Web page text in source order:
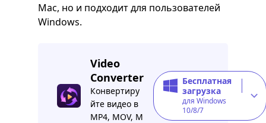
Mac, но и подходит для пользователей
Windows.
Video
Converter
Конвертиру
йте видео в
MP4, MOV, M
Бесплатная
загрузка
для Windows
10/8/7